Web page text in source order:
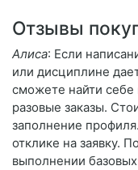
Отзывы
Алиса: Если
или дисциплине
сможете найти себе
разовые заказы.
заполнение
отклике на заявку.
выполнении